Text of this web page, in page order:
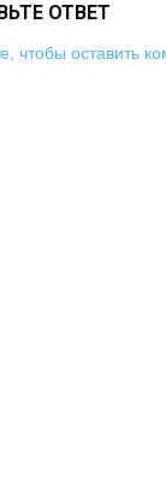
ОТВЕТ
чтобы оставить